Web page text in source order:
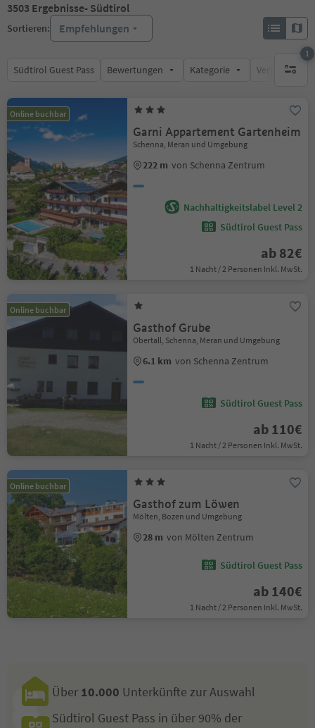
3503 Ergebnisse- Südtirol
Sortieren: Empfehlungen
Südtirol Guest Pass Bewertungen Kategorie
1
1
Online buchbar
Garni Appartement Gartenheim
Schenna, Meran und Umgebung
222 m von Schenna Zentrum
Nachhaltigkeitslabel Level 2
Südtirol Guest Pass
ab 82€
1 Nacht / 2 Personen Inkl. MwSt.
Online buchbar
Gasthof Grube
Obertall, Schenna, Meran und Umgebung
6.1 km von Schenna Zentrum
Südtirol Guest Pass
ab 110€
1 Nacht / 2 Personen Inkl. MwSt.
Online buchbar
Gasthof zum Löwen
Mölten, Bozen und Umgebung
28 m von Mölten Zentrum
Südtirol Guest Pass
ab 140€
1 Nacht / 2 Personen Inkl. MwSt.
Über 10.000 Unterkünfte zur Auswahl
Südtirol Guest Pass in über 90% der